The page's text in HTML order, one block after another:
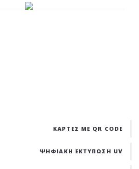
ΚΑΡΤΕΣ ΜΕ QR CODE
ΨΗΦΙΑΚΗ ΕΚΤΥΠΩΣΗ UV